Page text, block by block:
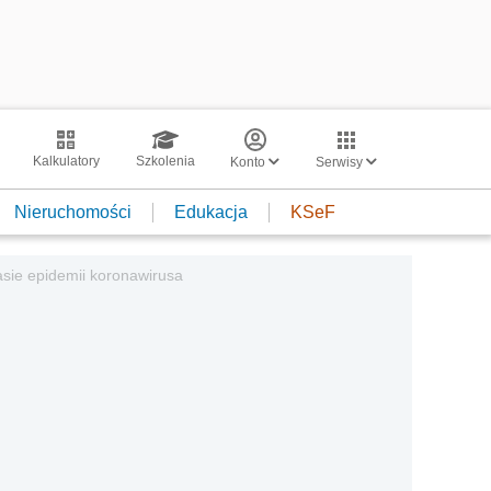
Kalkulatory Szkolenia Konto Serwisy
Nieruchomości Edukacja KSeF
epidemii koronawirusa